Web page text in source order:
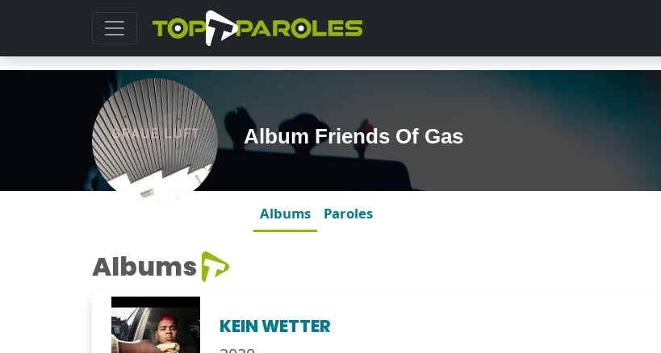
Album Friends Of Gas
Albums Paroles
Albums
KEIN WETTER